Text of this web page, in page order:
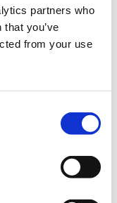
partners who
you’ve
from your use